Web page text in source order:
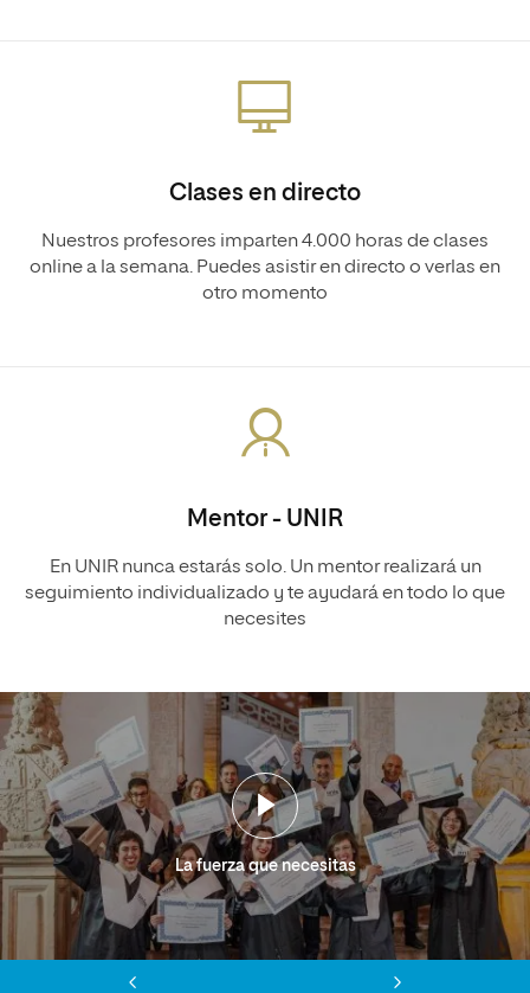
Clases en directo
Nuestros profesores imparten 4.000 horas de clases
online a la semana. Puedes asistir en directo o verlas en
otro momento
Mentor - UNIR
En UNIR nunca estarás solo. Un mentor realizará un
seguimiento individualizado y te ayudará en todo lo que
necesites
La fuerza que necesitas